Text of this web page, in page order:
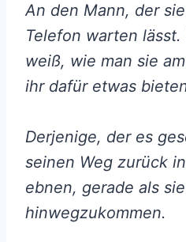
An den Mann, der
Telefon warten
weiß, wie man sie
ihr dafür etwas
Derjenige, der es
seinen Weg zurück
ebnen, gerade als
hinwegzukommen.